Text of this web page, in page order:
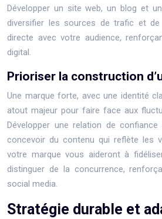
Développer un site web, un blog et
diversifier les sources de trafic et
directe avec votre audience,
digital.
Prioriser la construction
Une marque forte, avec une identité
atout majeur pour faire face aux
Développer une relation de
concevoir du contenu qui reflète les
votre marque vous aideront à
distinguer de la concurrence,
social media.
Stratégie durable et